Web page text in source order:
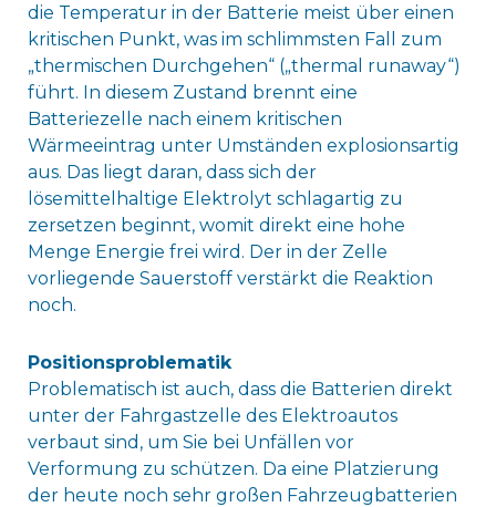
die Temperatur in der Batterie meist über einen
kritischen Punkt, was im schlimmsten Fall zum
„thermischen Durchgehen“ („thermal runaway“)
führt. In diesem Zustand brennt eine
Batteriezelle nach einem kritischen
Wärmeeintrag unter Umständen explosionsartig
aus. Das liegt daran, dass sich der
lösemittelhaltige Elektrolyt schlagartig zu
zersetzen beginnt, womit direkt eine hohe
Menge Energie frei wird. Der in der Zelle
vorliegende Sauerstoff verstärkt die Reaktion
noch.
Positionsproblematik
Problematisch ist auch, dass die Batterien direkt
unter der Fahrgastzelle des Elektroautos
verbaut sind, um Sie bei Unfällen vor
Verformung zu schützen. Da eine Platzierung
der heute noch sehr großen Fahrzeugbatterien